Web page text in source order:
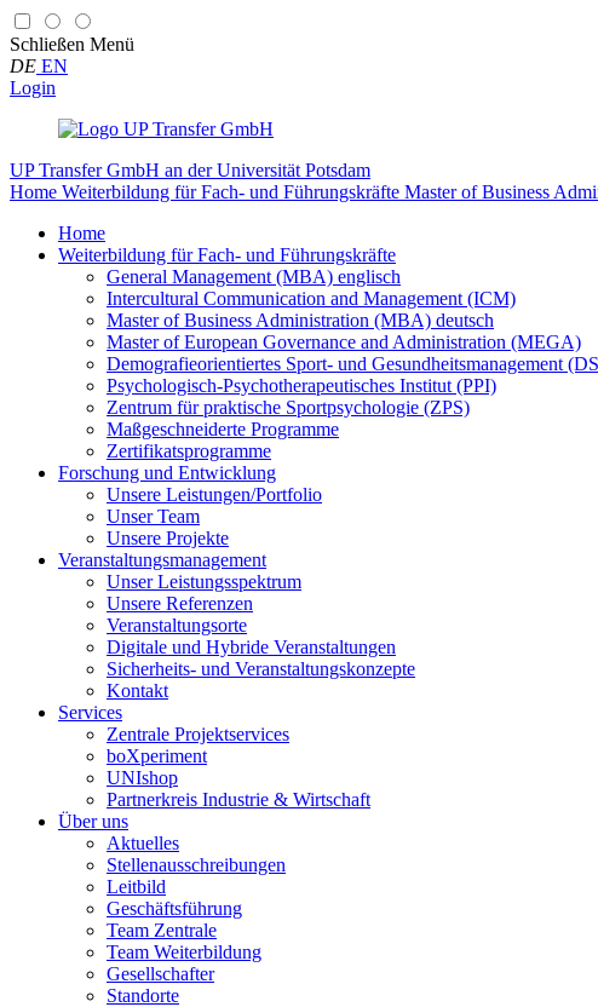
Schließen Menü
DE EN
Login
UP Transfer GmbH an der Universität Potsdam
Home Weiterbildung für Fach- und Führungskräfte Master of Business
Home
Weiterbildung für Fach- und Führungskräfte
General Management (MBA) englisch
Intercultural Communication and Management (ICM)
Master of Business Administration (MBA) deutsch
Master of European Governance and Administration (MEGA)
Demografieorientiertes Sport- und Gesundheitsmanagement
Psychologisch-Psychotherapeutisches Institut (PPI)
Zentrum für praktische Sportpsychologie (ZPS)
Maßgeschneiderte Programme
Zertifikatsprogramme
Forschung und Entwicklung
Unsere Leistungen/Portfolio
Unser Team
Unsere Projekte
Veranstaltungsmanagement
Unser Leistungsspektrum
Unsere Referenzen
Veranstaltungsorte
Digitale und Hybride Veranstaltungen
Sicherheits- und Veranstaltungskonzepte
Kontakt
Services
Zentrale Projektservices
boXperiment
UNIshop
Partnerkreis Industrie & Wirtschaft
Über uns
Aktuelles
Stellenausschreibungen
Leitbild
Geschäftsführung
Team Zentrale
Team Weiterbildung
Gesellschafter
Standorte